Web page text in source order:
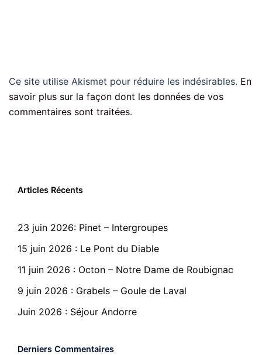
Ce site utilise Akismet pour réduire les indésirables. En
savoir plus sur la façon dont les données de vos
commentaires sont traitées.
Articles Récents
23 juin 2026: Pinet – Intergroupes
15 juin 2026 : Le Pont du Diable
11 juin 2026 : Octon – Notre Dame de Roubignac
9 juin 2026 : Grabels – Goule de Laval
Juin 2026 : Séjour Andorre
Derniers Commentaires